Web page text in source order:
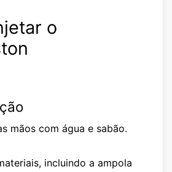
o
mãos com água e sabão.
incluindo a ampola